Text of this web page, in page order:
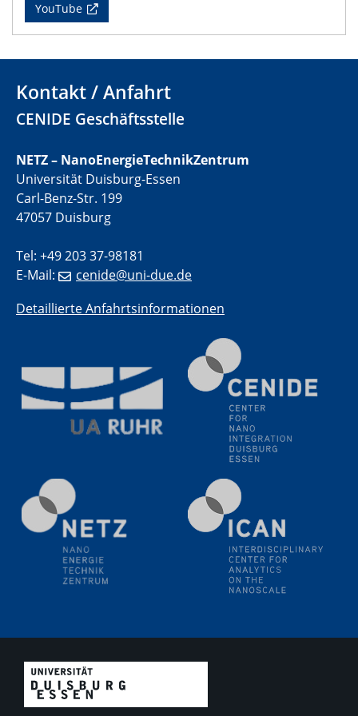
Physikalisches Kolloquium
29.05.2024
Physikalisches Kolloquium
04.06.2024
SFB 1242 Kolloquium
05.06.2024
GDCh Kolloquium
Antrittsvorlesung
10.06.2024
SFB/TRR 270 Kolloquium
SFB 1242 Kolloquium
"Transient core-hole screening in photoexcited ZnO
investigated by time-resolved X-ray absorption
12.06.2024
GDCh Kolloquium
Festkolloquium Verleihung des Zellner-
Wissenschaftspreises Preisträgerin: Dr. Viktorija
Glembockyté Ludwig-Maximilians-Universität München
UDE4future Ringvorlesung
18.06.2024
YouTube
Kontakt / Anfahrt
CENIDE Geschäftsstelle
NETZ – NanoEnergieTechnikZentrum
Universität Duisburg-Essen
Carl-Benz-Str. 199
47057 Duisburg
Tel: +49 203 37-98181
E-Mail:
cenide@uni-due.de
Detaillierte Anfahrtsinformationen